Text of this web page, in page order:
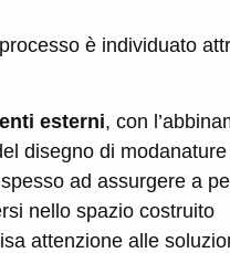
è individuato
esterni, con
disegno di
ad assurgere a
nello spazio costruito
attenzione alle